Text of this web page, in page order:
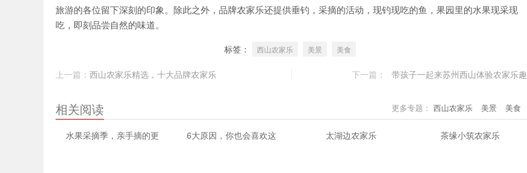
旅游的各位留下深刻的印象。除此之外，品牌农家乐还提供垂钓，采摘的活动，现钓现吃的鱼，果园里的水果现采现
吃，即刻品尝自然的味道。
标签： 西山农家乐 美景 美食
上一篇： 西山农家乐精选，十大品牌农家乐 下一篇： 带孩子一起来苏州西山体验农家乐趣
更多专题： 西山农家乐 美景 美食
相关阅读
水果采摘季，亲手摘的更 6大原因，你也会喜欢这 太湖边农家乐 茶缘小筑农家乐